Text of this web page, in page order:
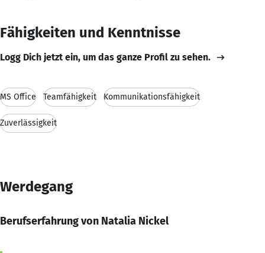
Fähigkeiten und Kenntnisse
Logg Dich jetzt ein, um das ganze Profil zu sehen.
MS Office Teamfähigkeit Kommunikationsfähigkeit
Zuverlässigkeit
Werdegang
Berufserfahrung von Natalia Nickel